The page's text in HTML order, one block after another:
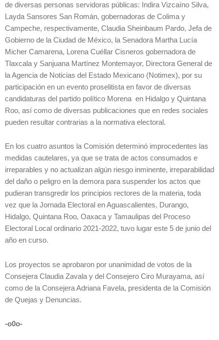
de diversas personas servidoras públicas: Indira Vizcaíno Silva,
Layda Sansores San Román, gobernadoras de Colima y
Campeche, respectivamente, Claudia Sheinbaum Pardo, Jefa de
Gobierno de la Ciudad de México, la Senadora Martha Lucía
Micher Camarena, Lorena Cuéllar Cisneros gobernadora de
Tlaxcala y Sanjuana Martínez Montemayor, Directora General de
la Agencia de Noticias del Estado Mexicano (Notimex), por su
participación en un evento proselitista en favor de diversas
candidaturas del partido político Morena en Hidalgo y Quintana
Roo, así como de diversas publicaciones que en redes sociales
pueden resultar contrarias a la normativa electoral.
En los cuatro asuntos la Comisión determinó improcedentes las
medidas cautelares, ya que se trata de actos consumados e
irreparables y no actualizan algún riesgo inminente, irreparabilidad
del daño o peligro en la demora para suspender los actos que
pudieran transgredir los principios rectores de la materia, toda
vez que la Jornada Electoral en Aguascalientes, Durango,
Hidalgo, Quintana Roo, Oaxaca y Tamaulipas del Proceso
Electoral Local ordinario 2021-2022, tuvo lugar este 5 de junio del
año en curso.
Los proyectos se aprobaron por unanimidad de votos de la
Consejera Claudia Zavala y del Consejero Ciro Murayama, así
como de la Consejera Adriana Favela, presidenta de la Comisión
de Quejas y Denuncias.
-o0o-